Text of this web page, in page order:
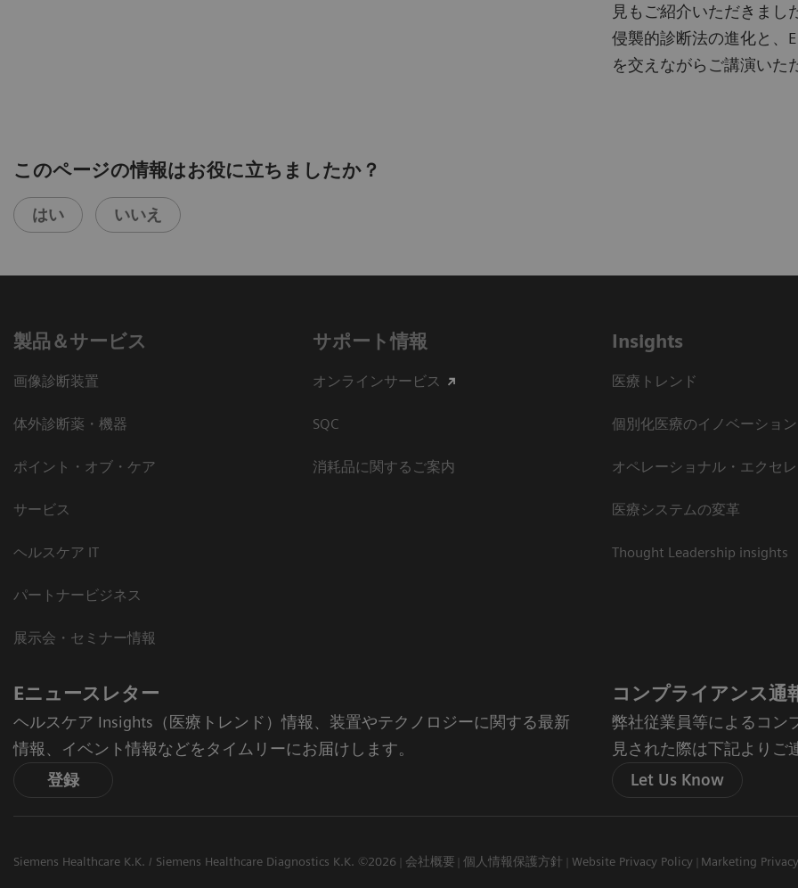
見もご紹介いただきまし
侵襲的診断法の進化と、
を交えながらご講演いた
このページの情報はお役に立ちましたか？
はい いいえ
製品＆サービス
画像診断装置
体外診断薬・機器
ポイント・オブ・ケア
サービス
ヘルスケア IT
パートナービジネス
展示会・セミナー情報
サポート情報
オンラインサービス
SQC
消耗品に関するご案内
Insights
医療トレンド
個別化医療のイノベーション
オペレーショナル・エクセ
医療システムの変革
Thought Leadership insights
Eニュースレター
ヘルスケア Insights（医療トレンド）情報、装置やテクノロジーに関する最新
情報、イベント情報などをタイムリーにお届けします。
登録
コンプライアンス通
弊社従業員等によるコン
見された際は下記よりご
Let Us Know
Siemens Healthcare K.K. / Siemens Healthcare Diagnostics K.K. ©2026 会社概要 個人情報保護方針 Website Privacy Policy Marketing